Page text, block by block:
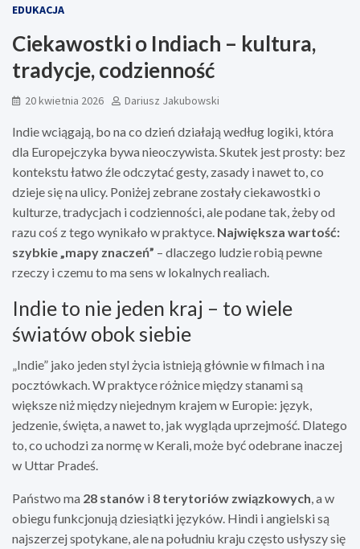
EDUKACJA
Ciekawostki o Indiach – kultura,
tradycje, codzienność
20 kwietnia 2026 Dariusz Jakubowski
Indie wciągają, bo na co dzień działają według logiki, która
dla Europejczyka bywa nieoczywista. Skutek jest prosty: bez
kontekstu łatwo źle odczytać gesty, zasady i nawet to, co
dzieje się na ulicy. Poniżej zebrane zostały ciekawostki o
kulturze, tradycjach i codzienności, ale podane tak, żeby od
razu coś z tego wynikało w praktyce. Największa wartość:
szybkie „mapy znaczeń” – dlaczego ludzie robią pewne
rzeczy i czemu to ma sens w lokalnych realiach.
Indie to nie jeden kraj – to wiele
światów obok siebie
„Indie” jako jeden styl życia istnieją głównie w filmach i na
pocztówkach. W praktyce różnice między stanami są
większe niż między niejednym krajem w Europie: język,
jedzenie, święta, a nawet to, jak wygląda uprzejmość. Dlatego
to, co uchodzi za normę w Kerali, może być odebrane inaczej
w Uttar Pradeś.
Państwo ma 28 stanów i 8 terytoriów związkowych, a w
obiegu funkcjonują dziesiątki języków. Hindi i angielski są
najszerzej spotykane, ale na południu kraju często usłyszy się